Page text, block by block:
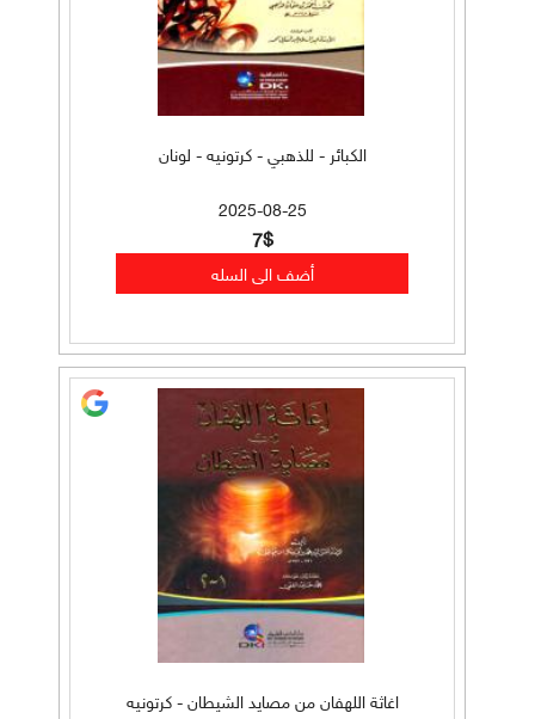
الكبائر - للذهبي - كرتونيه - لونان
2025-08-25
7$
اغاثة اللهفان من مصايد الشيطان - كرتونيه